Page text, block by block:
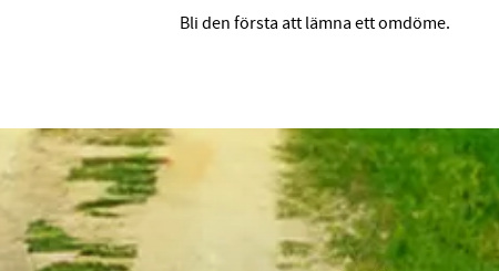
Bli den första att lämna ett omdöme.